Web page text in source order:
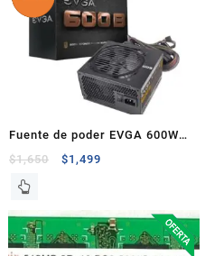
Fuente de poder EVGA 600W
Certificación Bronze 80+
$1,650 $1,499